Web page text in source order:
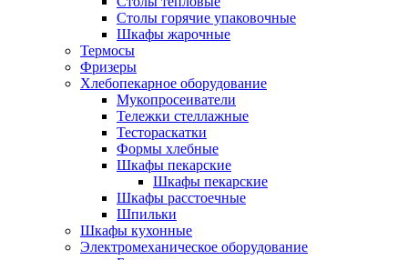
Столы горячие упаковочные
Шкафы жарочные
Термосы
Фризеры
Хлебопекарное оборудование
Мукопросеиватели
Тележки стеллажные
Тестораскатки
Формы хлебные
Шкафы пекарские
Шкафы пекарские
Шкафы расстоечные
Шпильки
Шкафы кухонные
Электромеханическое оборудование